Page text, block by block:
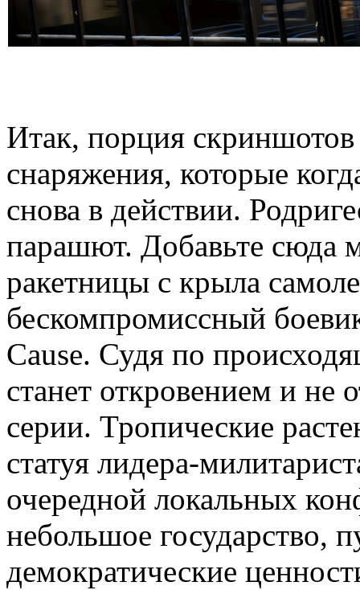
Итак, порция
снаряжения, которые
снова в действии.
парашют. Добавьте сюда
ракетницы с крыла
бескомпромиссный
Cause. Судя по
станет откровением и не
серии. Тропические
статуя лидера-
очередной локальных
небольшое государство,
демократические